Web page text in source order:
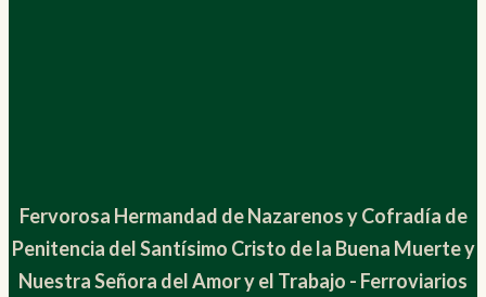
Fervorosa Hermandad de Nazarenos y Cofradía de
Penitencia del Santísimo Cristo de la Buena Muerte y
Nuestra Señora del Amor y el Trabajo - Ferroviarios